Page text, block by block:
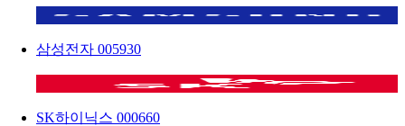
삼성전자 005930
SK하이닉스 000660